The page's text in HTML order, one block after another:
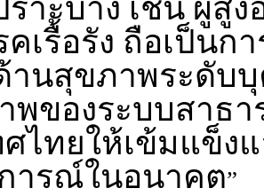
ราะบาง เช่น ผู้สูง
เรื้อรัง ถือเป็นก
านสุขภาพระดับ
พของระบบสาธ
ศไทยให้เข้มแข็ง
ารณ์ในอนาคต”